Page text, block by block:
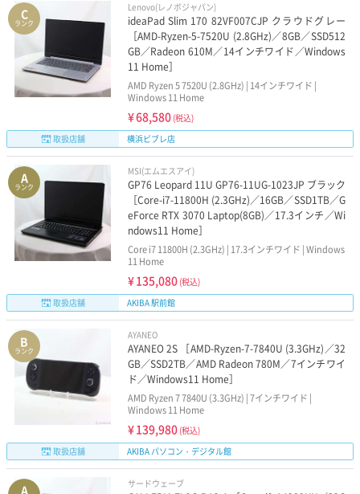
C
ランク
Lenovo(レノボジャパン)
ideaPad Slim 170 82VF007CJP クラウドグレー
［AMD-Ryzen-5-7520U (2.8GHz)／8GB／SSD512
GB／Radeon 610M／14インチワイド／Windows
11 Home］
AMD Ryzen 5 7520U (2.8GHz) | 14インチワイド |
Windows 11 Home
¥68,580 (税込)
取扱店舗
横浜ビブレ店
A
ランク
MSI(エムエスアイ)
GP76 Leopard 11U GP76-11UG-1023JP ブラック
［Core-i7-11800H (2.3GHz)／16GB／SSD1TB／G
eForce RTX 3070 Laptop(8GB)／17.3インチ／Wi
ndows11 Home］
Core i7 11800H (2.3GHz) | 17.3インチワイド | Windows
11 Home
¥135,080 (税込)
取扱店舗
AKIBA 駅前館
B
ランク
AYANEO
AYANEO 2S ［AMD-Ryzen-7-7840U (3.3GHz)／32
GB／SSD2TB／AMD Radeon 780M／7インチワイ
ド／Windows11 Home］
AMD Ryzen 7 7840U (3.3GHz) | 7インチワイド |
Windows 11 Home
¥139,980 (税込)
取扱店舗
AKIBA パソコン・デジタル館
A サードウェーブ